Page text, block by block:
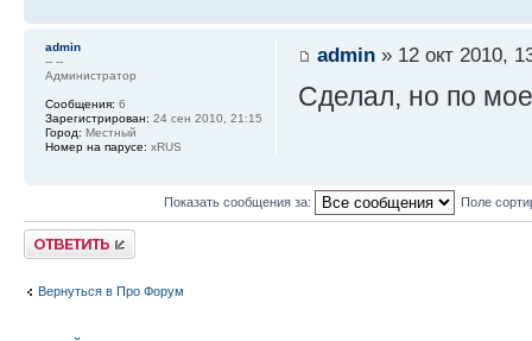
admin» 12 окт 2010,
Сделал, но по
admin
-- --
Администратор
Сообщения: 6
Зарегистрирован: 24 сен 2010, 21:15
Город: Местный
Номер на парусе: xRUS
Показать сообщения за: Поле
Ответить
Вернуться в Про Форум